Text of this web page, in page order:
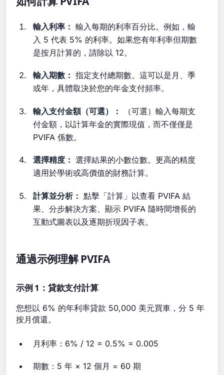
輸入利率： 輸入每期的利率百分比。例如，輸
入 5 代表 5% 的利率。如果您有年利率但期數
是按月計算的，請除以 12。
輸入期數： 指定支付總期數。這可以是月、季
或年，具體取決於您的年金支付頻率。
輸入支付金額（可選）：
（可選）輸入每期支
付金額，以計算年金的實際現值，而不僅僅是
PVIFA 係數。
選擇精度： 選擇結果的小數位數。更高的精度
適用於學術或高價值的財務計算。
計算並分析： 點擊「計算」以查看 PVIFA 結
果、分步解決方案、顯示 PVIFA 隨時間增長的
互動式圖表以及逐期折現因子表。
通過示例理解 PVIFA
示例 1：貸款支付計算
您想以 6% 的年利率貸款 50,000 美元買車，分 5 年
按月償還。
月利率：6% / 12 = 0.5% = 0.005
期數：5 年 × 12 個月 = 60 期